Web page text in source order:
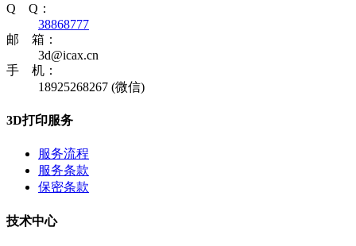
Q Q：
38868777
邮 箱：
3d@icax.cn
手 机：
18925268267 (微信)
3D打印服务
服务流程
服务条款
保密条款
技术中心